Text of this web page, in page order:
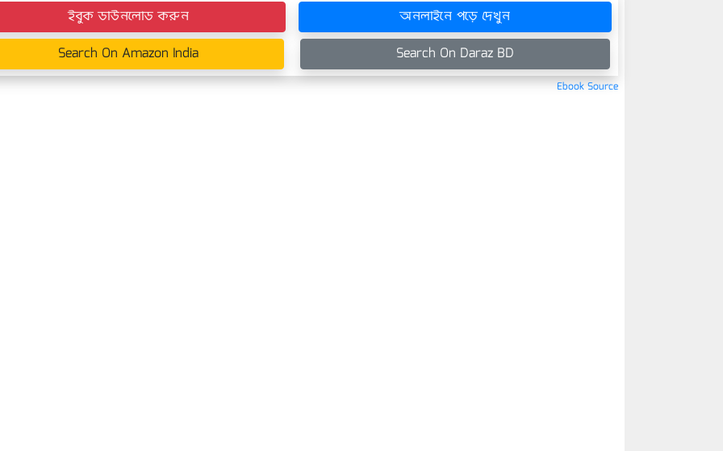
ইবুক ডাউনলোড করুন
অনলাইনে পড়ে দেখুন
Search On Amazon India
Search On Daraz BD
Ebook Source